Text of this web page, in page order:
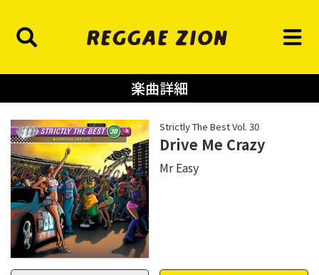
楽曲詳細
Strictly The Best Vol. 30
Drive Me Crazy
Mr Easy